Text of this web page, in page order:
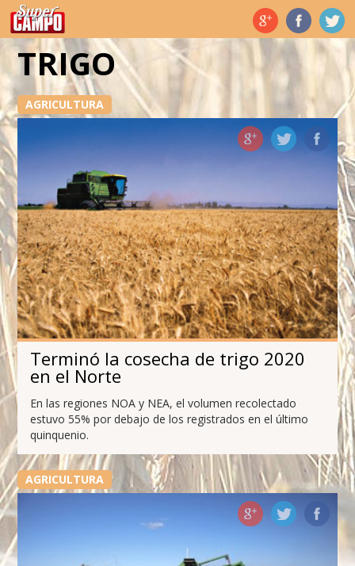
Temas de hoy
TRIGO
AGRICULTURA
Terminó la cosecha de trigo 2020
en el Norte
En las regiones NOA y NEA, el volumen recolectado
estuvo 55% por debajo de los registrados en el último
quinquenio.
AGRICULTURA